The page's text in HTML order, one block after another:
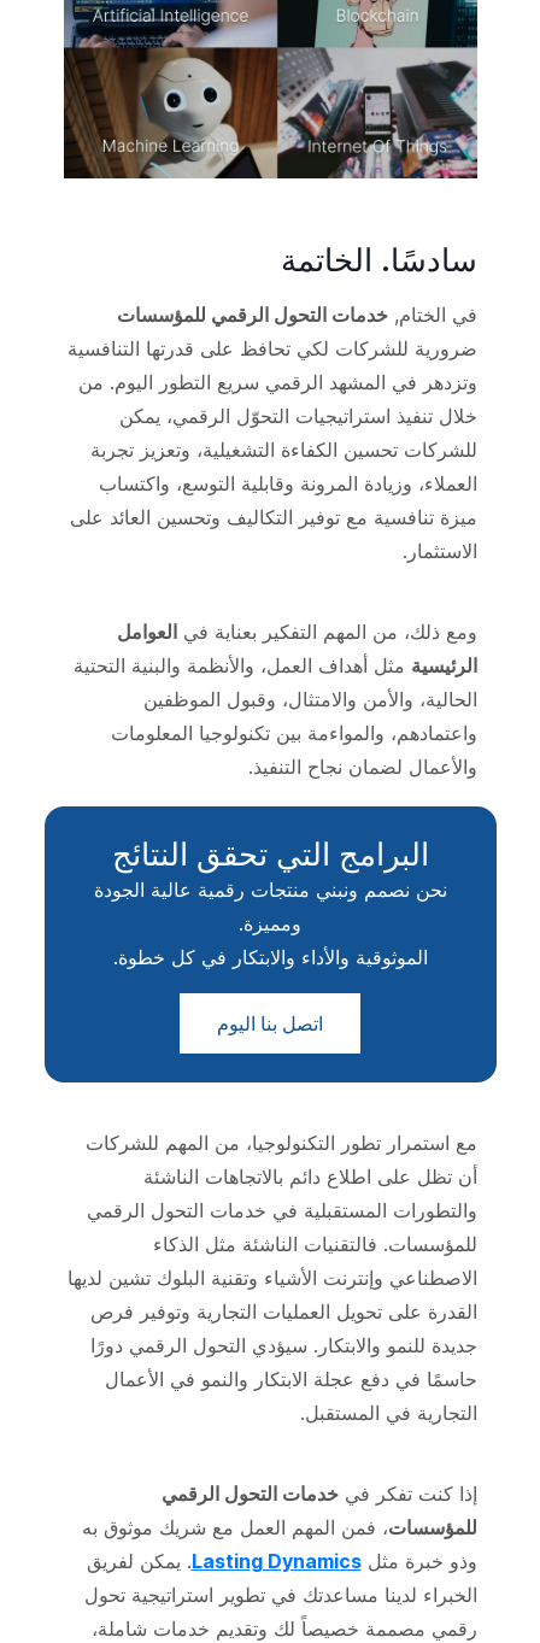
سادسًا. الخاتمة
في الختام,خدمات التحول الرقمي للمؤسسات
ضرورية للشركات لكي تحافظ على قدرتها التنافسية
وتزدهر في المشهد الرقمي سريع التطور اليوم. من
خلال تنفيذ استراتيجيات التحوّل الرقمي، يمكن
للشركات تحسين الكفاءة التشغيلية، وتعزيز تجربة
العملاء، وزيادة المرونة وقابلية التوسع، واكتساب
ميزة تنافسية مع توفير التكاليف وتحسين العائد على
الاستثمار.
ومع ذلك، من المهم التفكير بعناية في العوامل
الرئيسية مثل أهداف العمل، والأنظمة والبنية التحتية
الحالية، والأمن والامتثال، وقبول الموظفين
واعتمادهم، والمواءمة بين تكنولوجيا المعلومات
والأعمال لضمان نجاح التنفيذ.
البرامج التي تحقق النتائج
نحن نصمم ونبني منتجات رقمية عالية الجودة
ومميزة.
الموثوقية والأداء والابتكار في كل خطوة.
اتصل بنا اليوم
مع استمرار تطور التكنولوجيا، من المهم للشركات
أن تظل على اطلاع دائم بالاتجاهات الناشئة
والتطورات المستقبلية في خدمات التحول الرقمي
للمؤسسات. فالتقنيات الناشئة مثل الذكاء
الاصطناعي وإنترنت الأشياء وتقنية البلوك تشين لديها
القدرة على تحويل العمليات التجارية وتوفير فرص
جديدة للنمو والابتكار. سيؤدي التحول الرقمي دورًا
حاسمًا في دفع عجلة الابتكار والنمو في الأعمال
التجارية في المستقبل.
إذا كنت تفكر فيخدمات التحول الرقمي
للمؤسسات، فمن المهم العمل مع شريك موثوق به
وذو خبرة مثلLasting Dynamics. يمكن لفريق
الخبراء لدينا مساعدتك في تطوير استراتيجية تحول
رقمي مصممة خصيصاً لك وتقديم خدمات شاملة،